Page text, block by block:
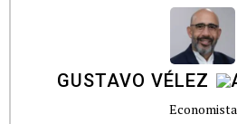
GUSTAVO VÉLEZ
Economista